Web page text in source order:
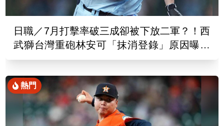
日職／7月打擊率破三成卻被下放二軍？！西
武獅台灣重砲林安可「抹消登錄」原因曝光
了
熱門